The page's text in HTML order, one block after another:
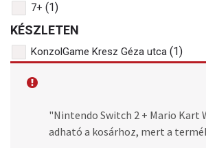
7+ (1)
KÉSZLETEN
KonzolGame Kresz Géza utca (1)
ALAPGÉPEK
"Nintendo Switch 2 + Mario Kart
adható a kosárhoz, mert a